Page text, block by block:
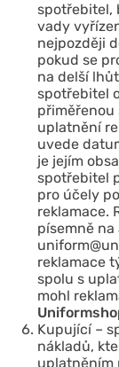
spotřebitel,
vady
nejpozději
pokud se
na delší
spotřebitel
přiměřenou
uplatnění
uvede
je jejím
spotřebitel
pro účely
reklamace.
písemně na
reklamace
spolu s
mohl
Kupující –
nákladů,
uplatněním